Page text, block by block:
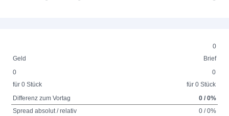
0
Geld
Brief
0
für 0 Stück
0
für 0 Stück
Differenz zum Vortag
0 / 0%
Spread absolut / relativ
0 / 0%